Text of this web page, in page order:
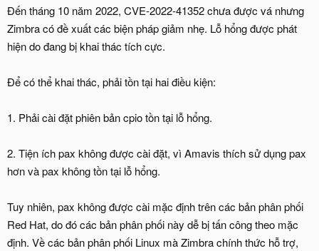
Đến tháng 10 năm 2022, CVE-2022-41352 chưa được vá nhưng
Zimbra có đề xuất các biện pháp giảm nhẹ. Lỗ hổng được phát
hiện do đang bị khai thác tích cực.
Để có thể khai thác, phải tồn tại hai điều kiện:
1. Phải cài đặt phiên bản cpio tồn tại lỗ hổng.
2. Tiện ích pax không được cài đặt, vì Amavis thích sử dụng pax
hơn và pax không tồn tại lỗ hổng.
Tuy nhiên, pax không được cài mặc định trên các bản phân phối
Red Hat, do đó các bản phân phối này dễ bị tấn công theo mặc
định. Về các bản phân phối Linux mà Zimbra chính thức hỗ trợ,